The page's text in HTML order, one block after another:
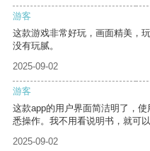
游客
这款游戏非常好玩，画面精美，
没有玩腻。
2025-09-02
游客
这款app的用户界面简洁明了，
悉操作。我不用看说明书，就可
2025-09-02